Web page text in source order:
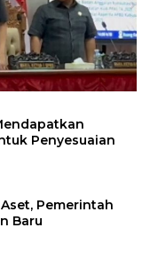
Penyesuaian
Pemerintah
Baru